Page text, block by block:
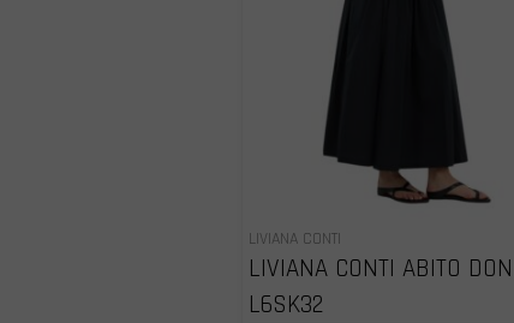
LIVIANA CONTI
LIVIANA CONTI ABITO
L6SK32